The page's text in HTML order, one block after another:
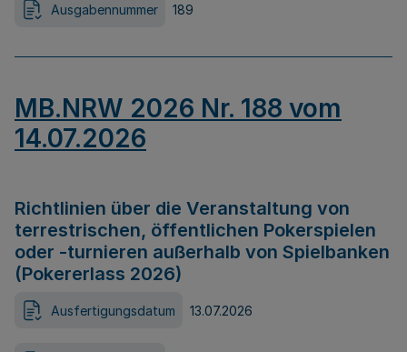
Ausgabennummer 189
MB.NRW 2026 Nr. 188 vom
14.07.2026
Richtlinien über die Veranstaltung von
terrestrischen, öffentlichen Pokerspielen
oder -turnieren außerhalb von Spielbanken
(Pokererlass 2026)
Ausfertigungsdatum 13.07.2026